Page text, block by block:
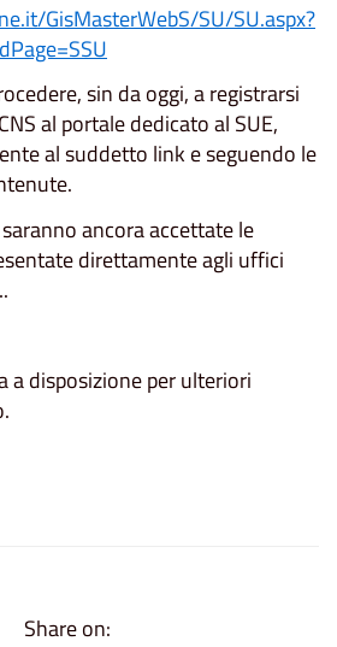
GisMasterWebS/SU/SU.aspx?
sin da oggi, a registrarsi
al portale dedicato al SUE,
al suddetto link e seguendo le
saranno ancora accettate le
direttamente agli uffici
a disposizione per ulteriori
Share on: